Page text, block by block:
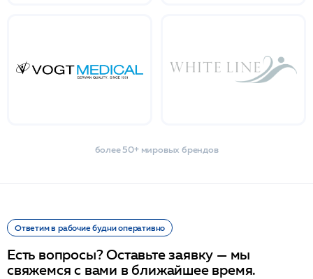
более 50+ мировых брендов
Ответим в рабочие будни оперативно
Есть вопросы? Оставьте заявку — мы
свяжемся с вами в ближайшее время.